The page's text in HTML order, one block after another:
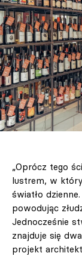
„Oprócz tego
lustrem, w
światło
powodując
Jednocześnie
znajduje się
projekt